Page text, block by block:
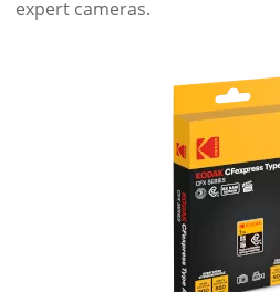
expert cameras.